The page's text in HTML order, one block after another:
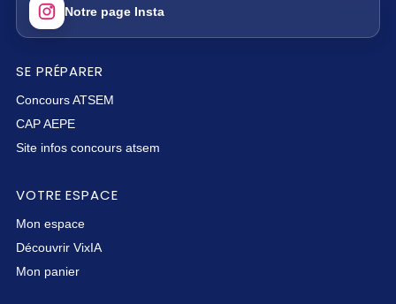
Notre page Insta
SE PRÉPARER
Concours ATSEM
CAP AEPE
Site infos concours atsem
VOTRE ESPACE
Mon espace
Découvrir VixIA
Mon panier